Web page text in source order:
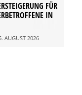
FÜR
IN
AUGUST 2026